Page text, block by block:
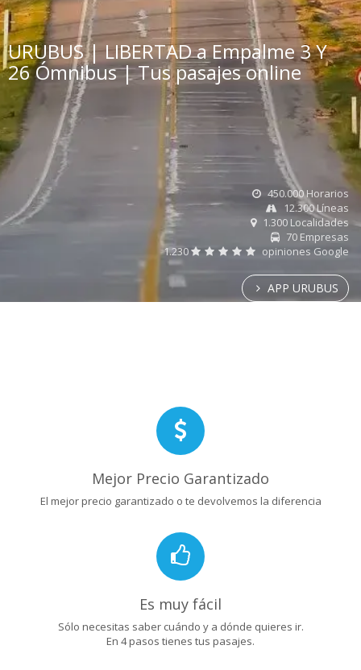
URUBUS | LIBERTAD a Empalme 3 Y
26 Ómnibus | Tus pasajes online
450.000 Horarios
12.300 Líneas
1.300 Localidades
70 Empresas
1.230
opiniones Google
APP URUBUS
Mejor Precio Garantizado
El mejor precio garantizado o te devolvemos la diferencia
Es muy fácil
Sólo necesitas saber cuándo y a dónde quieres ir.
En 4 pasos tienes tus pasajes.